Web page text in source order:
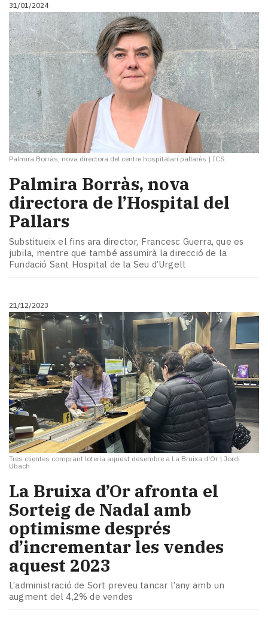
31/01/2024
Palmira Borràs, nova directora del centre hospitalari pallarès | ICS
Palmira Borràs, nova
directora de l’Hospital del
Pallars
Substitueix el fins ara director, Francesc Guerra, que es
jubila, mentre que també assumirà la direcció de la
Fundació Sant Hospital de la Seu d’Urgell
21/12/2023
Tres clientes comprant loteria aquest desembre a La Bruixa d'Or | Jordi
Ubach
La Bruixa d’Or afronta el
Sorteig de Nadal amb
optimisme després
d’incrementar les vendes
aquest 2023
L’administració de Sort preveu tancar l’any amb un
augment del 4,2% de vendes